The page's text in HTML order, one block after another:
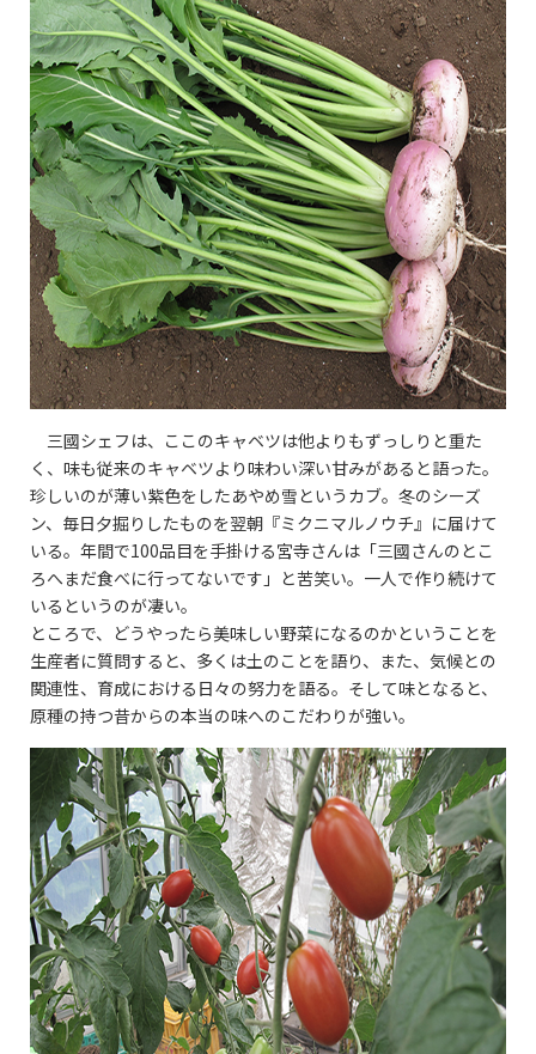
三國シェフは、ここのキャベツは他よりもずっしりと重た
く、味も従来のキャベツより味わい深い甘みがあると語った。
珍しいのが薄い紫色をしたあやめ雪というカブ。冬のシーズ
ン、毎日夕掘りしたものを翌朝『ミクニマルノウチ』に届けて
いる。年間で100品目を手掛ける宮寺さんは「三國さんのとこ
ろへまだ食べに行ってないです」と苦笑い。一人で作り続けて
いるというのが凄い。
ところで、どうやったら美味しい野菜になるのかということを
生産者に質問すると、多くは土のことを語り、また、気候との
関連性、育成における日々の努力を語る。そして味となると、
原種の持つ昔からの本当の味へのこだわりが強い。